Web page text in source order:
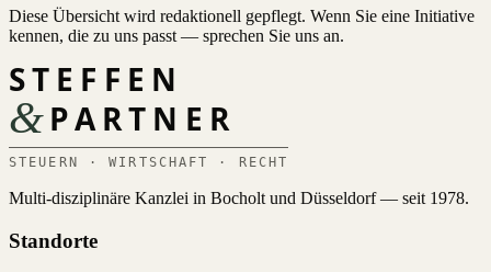
Diese Übersicht wird redaktionell gepflegt. Wenn Sie eine Initiative
kennen, die zu uns passt — sprechen Sie uns an.
STEFFEN
&PARTNER
STEUERN · WIRTSCHAFT · RECHT
Multi-disziplinäre Kanzlei in Bocholt und Düsseldorf — seit 1978.
Standorte